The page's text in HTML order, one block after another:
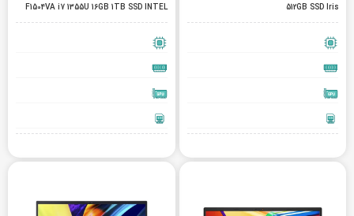
512GB SSD Iris
F1504VA i7 1355U 16GB 1TB SSD INTEL